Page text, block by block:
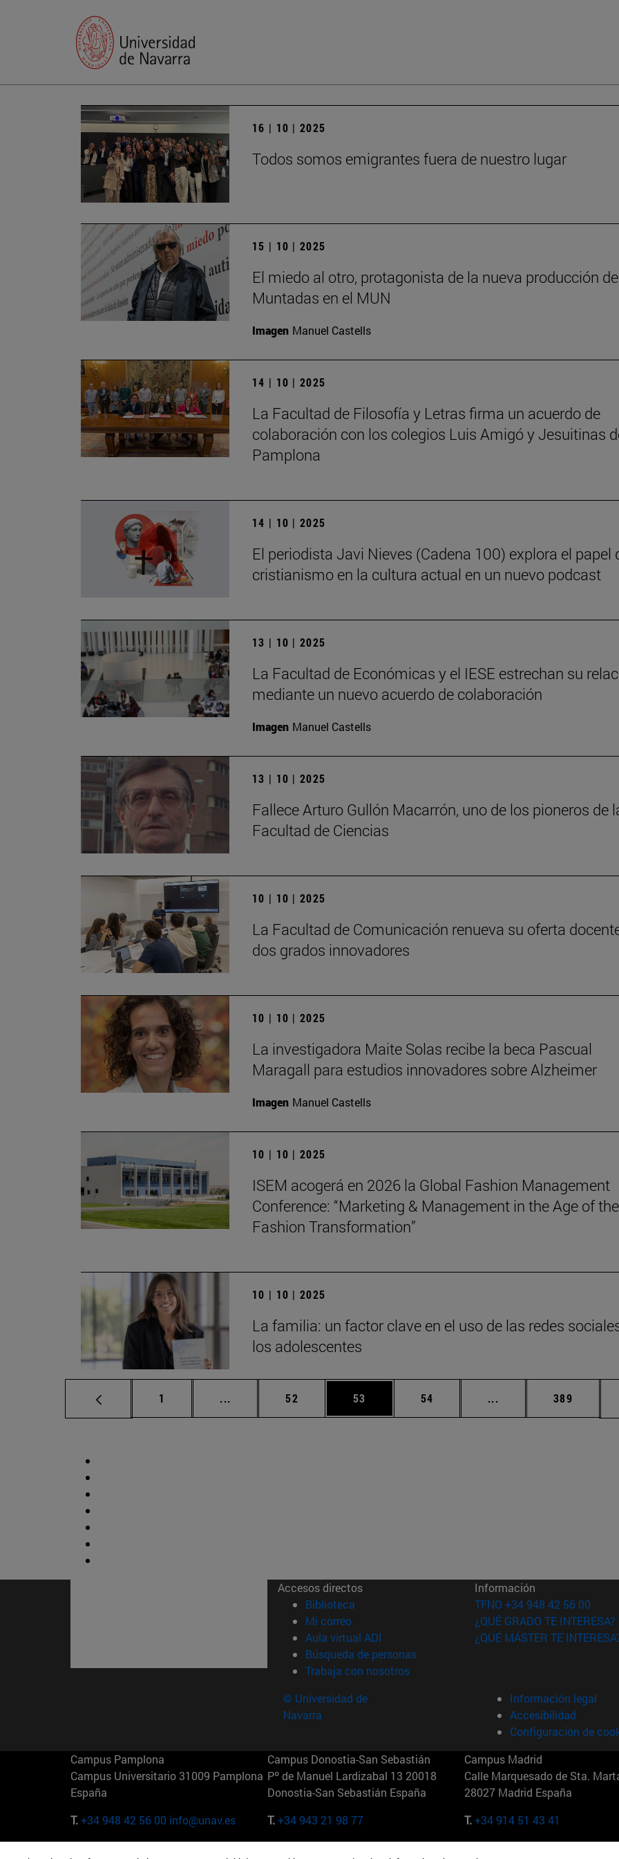
16 | 10 | 2025
Todos somos emigrantes fuera de nuestro lugar
15 | 10 | 2025
El miedo al otro, protagonista de la nueva producción de
Muntadas en el MUN
Imagen Manuel Castells
14 | 10 | 2025
La Facultad de Filosofía y Letras firma un acuerdo de
colaboración con los colegios Luis Amigó y Jesuitinas
Pamplona
14 | 10 | 2025
El periodista Javi Nieves (Cadena 100) explora el papel
cristianismo en la cultura actual en un nuevo podcast
13 | 10 | 2025
La Facultad de Económicas y el IESE estrechan su
mediante un nuevo acuerdo de colaboración
Imagen Manuel Castells
13 | 10 | 2025
Fallece Arturo Gullón Macarrón, uno de los pioneros de
Facultad de Ciencias
10 | 10 | 2025
La Facultad de Comunicación renueva su oferta
dos grados innovadores
10 | 10 | 2025
La investigadora Maite Solas recibe la beca Pascual
Maragall para estudios innovadores sobre Alzheimer
Imagen Manuel Castells
10 | 10 | 2025
ISEM acogerá en 2026 la Global Fashion Management
Conference: “Marketing & Management in the Age of
Fashion Transformation”
10 | 10 | 2025
La familia: un factor clave en el uso de las redes
los adolescentes
Página
1 ... Páginas intermedias Use TAB para desplazarse.
Página
52 Página
53 Página
54 ... Páginas intermedias
Página
389
Accesos directos
Biblioteca (abre en nueva ventana)
Mi correo(abre en nueva ventana)
Aula virtual ADI (abre en nueva ventana)
Búsqueda de personas(abre en nueva ventana)
Trabaja con nosotros(abre en nueva ventana)
Información
TFNO +34 948 42 56 00
¿QUÉ GRADO TE INTERESA?
¿QUÉ MÁSTER TE
© Universidad de
Navarra
Información legal
Accesibilidad
Configuración de
Campus Pamplona
Campus Universitario 31009 Pamplona
España
T.+34 948 42 56 00 info@unav.es
Campus Donostia-San Sebastián
Pº de Manuel Lardizabal 13 20018
Donostia-San Sebastián España
T.+34 943 21 98 77
Campus Madrid
Calle Marquesado de Sta.
28027 Madrid España
T.+34 914 51 43 41